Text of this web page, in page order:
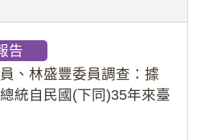
案調查報告。(115教調
告
、林盛豐委員調查：據
統自民國(下同)35年來臺